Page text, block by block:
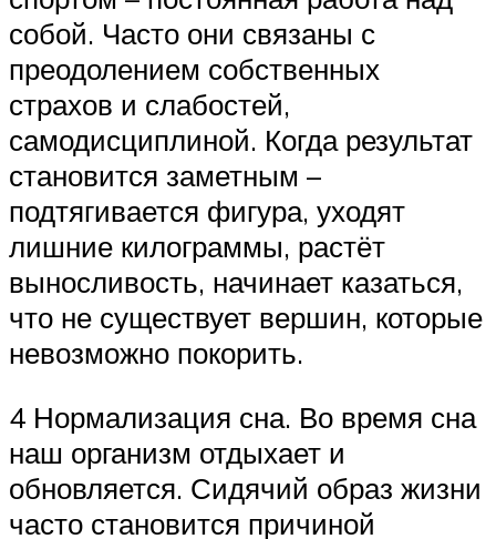
собой. Часто они связаны с
преодолением собственных
страхов и слабостей,
самодисциплиной. Когда результат
становится заметным –
подтягивается фигура, уходят
лишние килограммы, растёт
выносливость, начинает казаться,
что не существует вершин, которые
невозможно покорить.
4 Нормализация сна. Во время сна
наш организм отдыхает и
обновляется. Сидячий образ жизни
часто становится причиной